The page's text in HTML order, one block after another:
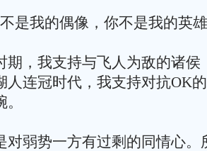
我的偶像，你不是我的英
，我支持与飞人为敌的诸侯
人连冠时代，我支持对抗OK
弱势一方有过剩的同情心。